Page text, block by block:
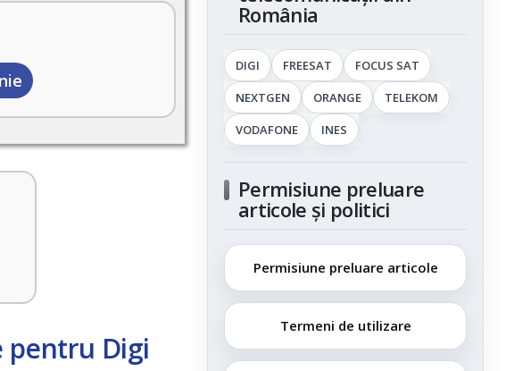
pentru Digi
România
DIGI FREESAT
FOCUS SAT
NEXTGEN
ORANGE
TELEKOM
VODAFONE
INES
Permisiune preluare
articole și politici
Permisiune preluare articole
Termeni de utilizare